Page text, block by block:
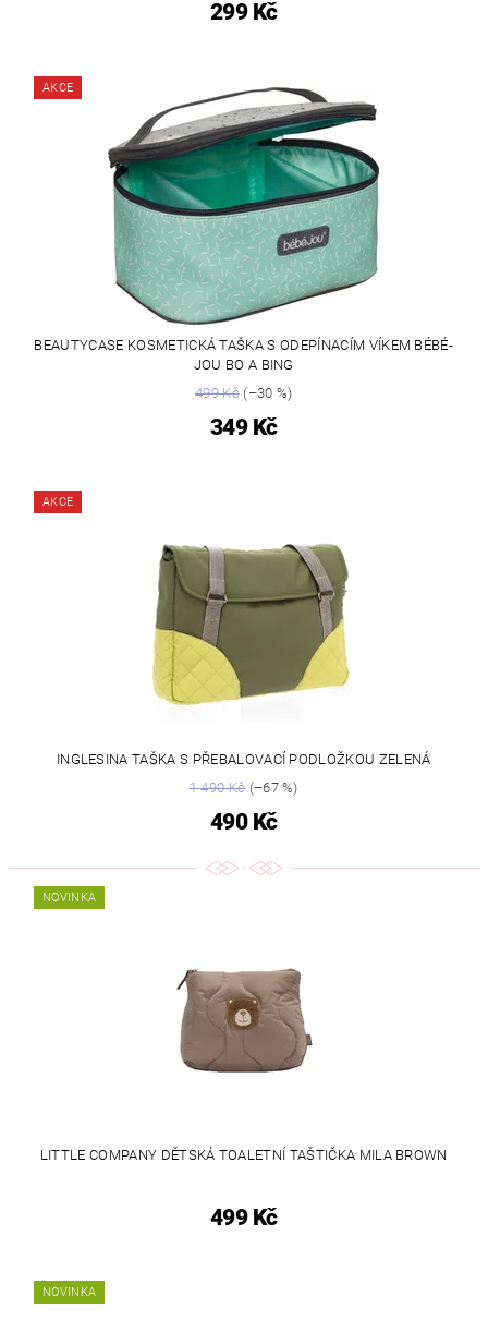
299 Kč
AKCE
BEAUTYCASE KOSMETICKÁ TAŠKA S ODEPÍNACÍM VÍKEM BÉBÉ-
JOU BO A BING
499 Kč(–30 %)
349 Kč
AKCE
INGLESINA TAŠKA S PŘEBALOVACÍ PODLOŽKOU ZELENÁ
1 490 Kč(–67 %)
490 Kč
NOVINKA
LITTLE COMPANY DĚTSKÁ TOALETNÍ TAŠTIČKA MILA BROWN
499 Kč
NOVINKA